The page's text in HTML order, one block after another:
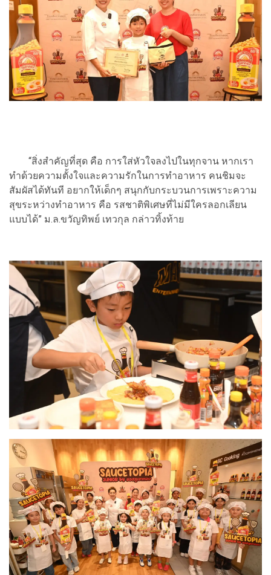
“สิ่งสำคัญที่สุด คือ การใส่หัวใจลงไปในทุกจาน หากเรา
ทำด้วยความตั้งใจและความรักในการทำอาหาร คนชิมจะ
สัมผัสได้ทันที อยากให้เด็กๆ สนุกกับกระบวนการเพราะความ
สุขระหว่างทำอาหาร คือ รสชาติพิเศษที่ไม่มีใครลอกเลียน
แบบได้” ม.ล.ขวัญทิพย์ เทวกุล กล่าวทิ้งท้าย